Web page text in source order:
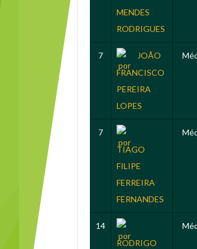
MENDES
RODRIGUES
7
JOÃO
FRANCISCO
PEREIRA
LOPES
7
TIAGO
FILIPE
FERREIRA
FERNANDES
14
RODRIGO